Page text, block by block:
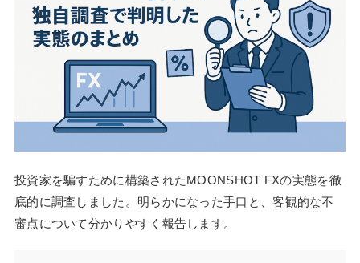
投資家を騙すために構築されたMOONSHOT FXの実態を徹
底的に調査しました。明らかになった手口と、客観的な不
審点について分かりやすく報告します。